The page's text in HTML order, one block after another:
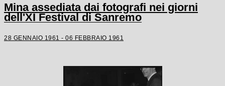
Mina assediata dai fotografi nei giorni
dell'XI Festival di Sanremo
28 GENNAIO 1961 - 06 FEBBRAIO 1961